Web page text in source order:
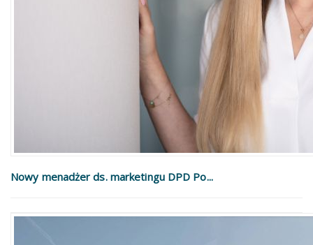
Nowy menadżer ds. marketingu DPD Po...